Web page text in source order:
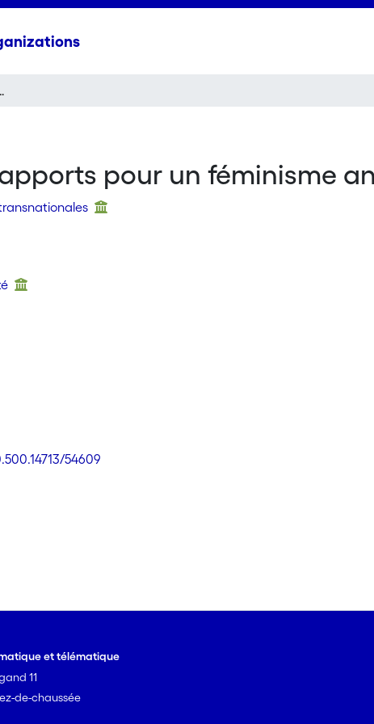
féminisme antiraciste
pour un féminisme
54609
et télématique
11
de-chaussée